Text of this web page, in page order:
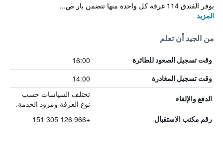
يوفر الفندق 114 غرفة كل واحدة منها تتضمن بار ص...
المزيد
من الجيد أن تعلم
وقت تسجيل الصعود للطائرة 16:00
وقت تسجيل المغادرة 14:00
الدفع والإلغاء
تختلف السياسات حسب
نوع الغرفة ومزود الخدمة.
رقم مكتب الاستقبال +966 126 305 151